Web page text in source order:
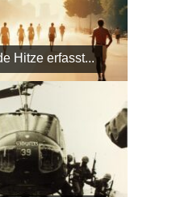
Hitze erfasst...